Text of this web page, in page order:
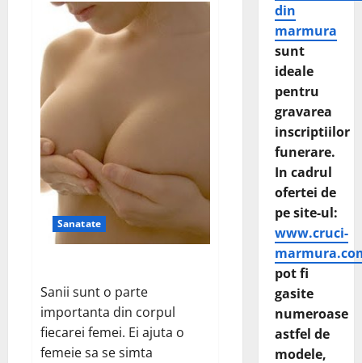
matca
Sanatate
Sanii sunt o parte
importanta din corpul
fiecarei femei. Ei ajuta o
femeie sa se simta
din
marmura
sunt
ideale
pentru
gravarea
inscriptiilor
funerare.
In cadrul
ofertei de
pe site-ul:
www.cruci-
pot fi
gasite
numeroase
astfel de
modele,